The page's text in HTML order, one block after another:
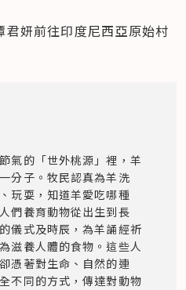
妍前往印度尼西亞原始村
氣的「世外桃源」裡，羊
分子。牧民認真為羊洗
玩耍，知道羊愛吃哪種
們養育動物從出生到長
儀式及時辰，為羊誦經祈
滋養人體的食物。這些人
憑著對生命、自然的連
不同的方式，傳達對動物